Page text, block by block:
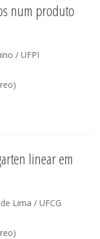
num produto
/ UFPI
linear em
Lima / UFCG